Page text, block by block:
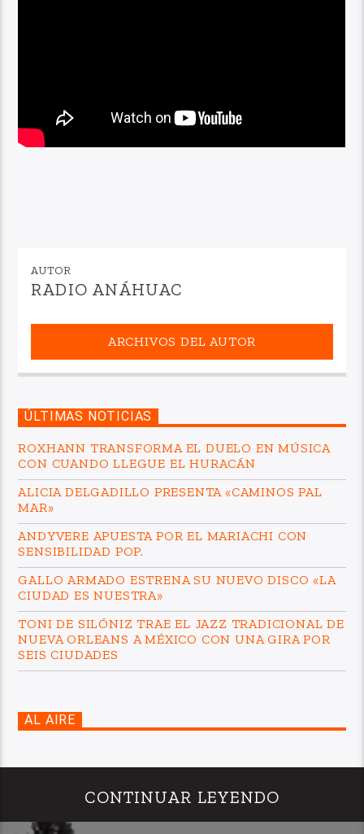
AUTOR
RADIO ANÁHUAC
ARCHIVOS DEL AUTOR
ÚLTIMAS NOTICIAS
ROXHANN TRANSFORMA EL DUELO EN MÚSICA
CON CUANDO LLEGUE EL HURACÁN
ALICIA DELGADILLO PRESENTA «CAMINOS PAL
MAR»
ANDYVERE APUESTA POR EL MARIACHI CON
SENSIBILIDAD POP.
GALLO ARMADO ESTRENA SU NUEVO DISCO «LA
CIUDAD ES NUESTRA»
TONI DE SILÓNIZ TRAE EL JAZZ TRADICIONAL DE
NUEVA ORLEANS A MÉXICO CON UNA GIRA POR
SEIS CIUDADES
AL AIRE
CONTINUAR LEYENDO